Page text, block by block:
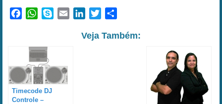
FacebookWhatsApp
Skype Email LinkedInTwitter
Veja Também:
Timecode DJ
Controle –